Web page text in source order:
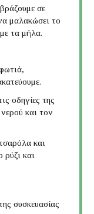
σε
μαλακώσει το
τα μήλα.
οδηγίες της
και τον
και
και
συσκευασίας